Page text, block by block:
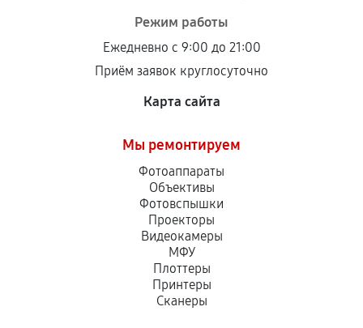
Режим работы
Ежедневно с 9:00 до 21:00
Приём заявок круглосуточно
Карта сайта
Мы ремонтируем
Фотоаппараты
Объективы
Фотовспышки
Проекторы
Видеокамеры
МФУ
Плоттеры
Принтеры
Сканеры